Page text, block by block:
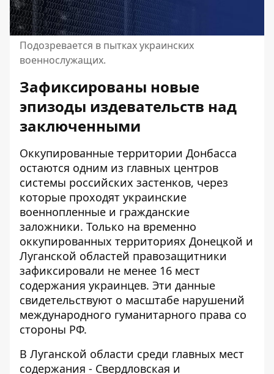
Подозревается в пытках украинских
военнослужащих.
Зафиксированы новые
эпизоды издевательств над
заключенными
Оккупированные территории Донбасса
остаются одним из главных центров
системы российских застенков, через
которые проходят украинские
военнопленные и гражданские
заложники. Только на временно
оккупированных территориях Донецкой и
Луганской областей правозащитники
зафиксировали не менее 16 мест
содержания украинцев. Эти данные
свидетельствуют о масштабе нарушений
международного гуманитарного права со
стороны РФ.
В Луганской области среди главных мест
содержания - Свердловская и